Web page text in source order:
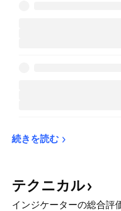
続きを読む
テクニカル
インジケーターの総合評